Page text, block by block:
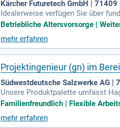
Kärcher Futuretech GmbH |
Idealerweise verfügen Sie über
hende praktische Kochkenntnisse
Betriebliche Altersvorsorge |
mehr erfahren
Projektingenieur (gn) im
Südwestdeutsche Salzwerke AG |
Unsere Produktpalette umfasst
Auftausalze und vieles mehr.
Familienfreundlich | Flexible
mehr erfahren